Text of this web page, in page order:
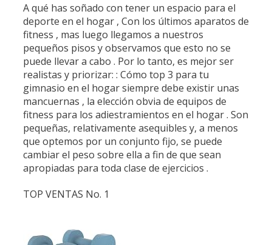
A qué has soñado con tener un espacio para el
deporte en el hogar , Con los últimos aparatos de
fitness , mas luego llegamos a nuestros
pequeños pisos y observamos que esto no se
puede llevar a cabo . Por lo tanto, es mejor ser
realistas y priorizar: : Cómo top 3 para tu
gimnasio en el hogar siempre debe existir unas
mancuernas , la elección obvia de equipos de
fitness para los adiestramientos en el hogar . Son
pequeñas, relativamente asequibles y, a menos
que optemos por un conjunto fijo, se puede
cambiar el peso sobre ella a fin de que sean
apropiadas para toda clase de ejercicios .
TOP VENTAS No. 1